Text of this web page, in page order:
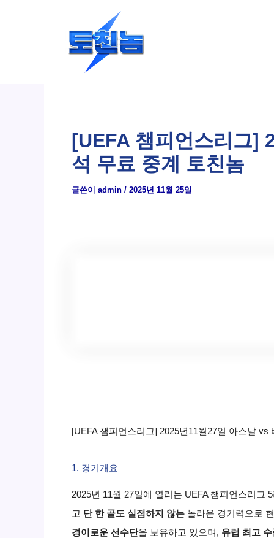
[UEFA 챔피언스리그]
석 무료 중계 토친놈
글쓴이 admin / 2025년 11월 25일
[UEFA 챔피언스리그] 2025년11월27일 아스날 vs
1. 경기개요
2025년 11월 27일에 열리는 UEFA 챔피언스리그
고 단 한 골도 실점하지 않는 놀라운 경기력으로
경이로운 선수단을 보유하고 있으며, 유럽 최고